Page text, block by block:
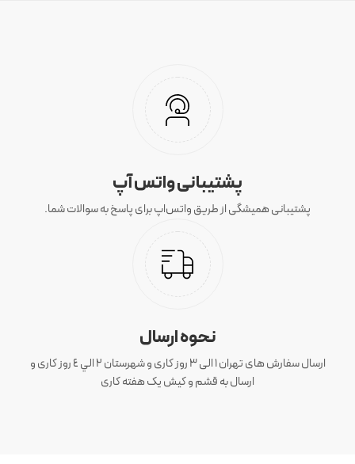
پشتیبانی واتس آپ
پشتیبانی همیشگی از طریق واتس‌اپ برای پاسخ به سوالات شما.
نحوه ارسال
ارسال سفارش های تهران 1 الی 3 روز کاری و شهرستان ٢ الي ٤ روز کاری و
ارسال به قشم و کیش یک هفته کاری